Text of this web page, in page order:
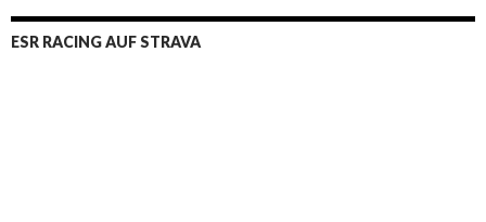
ESR RACING AUF STRAVA